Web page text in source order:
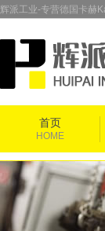
辉派工业-专营德国卡赫
首页
HOME